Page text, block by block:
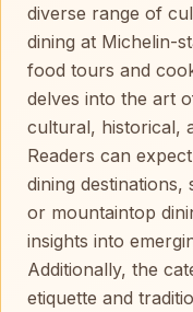
diverse range of
dining at Michelin-
food tours and
delves into the art
cultural, historical,
Readers can
dining
or mountaintop
insights into
Additionally, the
etiquette and